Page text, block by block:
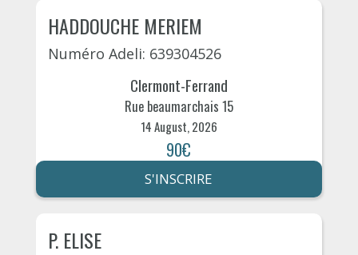
HADDOUCHE MERIEM
Numéro Adeli: 639304526
Clermont-Ferrand
Rue beaumarchais 15
14 August, 2026
90€
S'INSCRIRE
P. ELISE